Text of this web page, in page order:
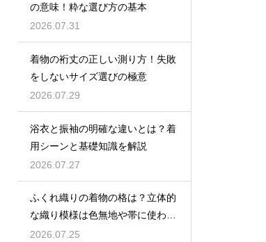
の意味！粋な選び方の基本
2026.07.31
着物の裄丈の正しい測り方！失敗
をしないサイズ選びの極意
2026.07.29
浴衣と振袖の明確な違いとは？着
用シーンと基礎知識を解説
2026.07.27
ふくれ織りの着物の格は？立体的
な織り模様は色無地や帯に使われ
格は控えめ
2026.07.25